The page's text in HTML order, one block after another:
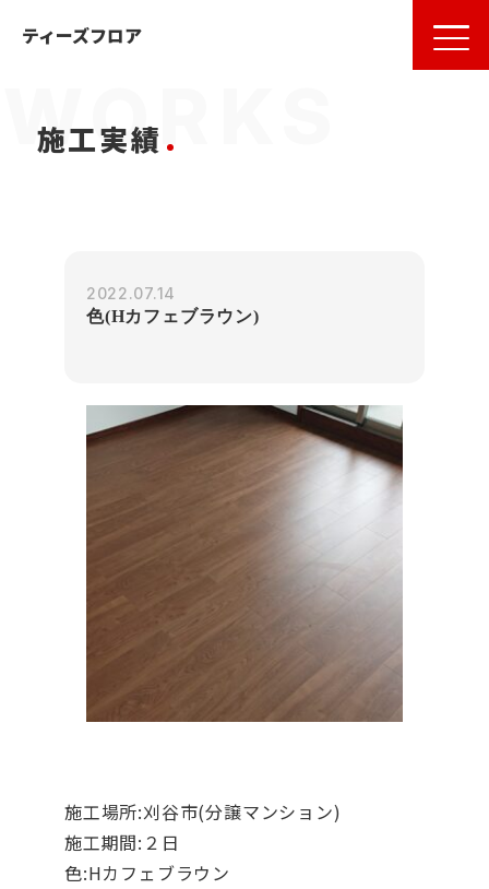
名古屋 フローリング
ティーズフロア
施工実績
2022.07.14
色(Hカフェブラウン)
施工場所:刈谷市(分譲マンション)
施工期間:２日
色:Hカフェブラウン